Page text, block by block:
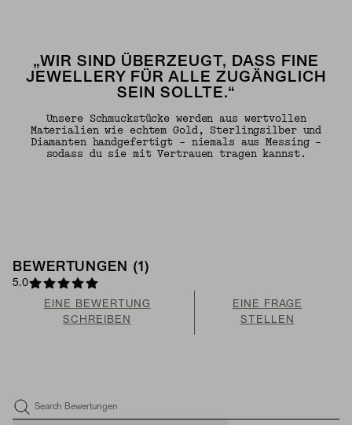
„WIR SIND ÜBERZEUGT, DASS FINE
JEWELLERY FÜR ALLE ZUGÄNGLICH
SEIN SOLLTE.“
Unsere Schmuckstücke werden aus wertvollen
Materialien wie echtem Gold, Sterlingsilber und
Diamanten handgefertigt – niemals aus Messing –
sodass du sie mit Vertrauen tragen kannst.
BEWERTUNGEN (1)
5.0
EINE BEWERTUNG
SCHREIBEN
EINE FRAGE
STELLEN
Search Bewertungen